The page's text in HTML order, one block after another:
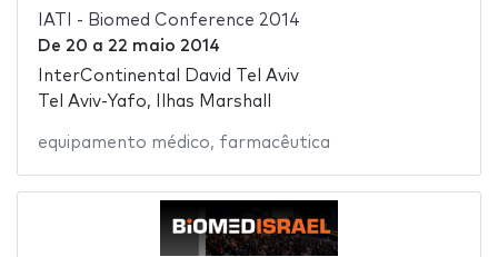
IATI - Biomed Conference 2014
De 20 a 22 maio 2014
InterContinental David Tel Aviv
Tel Aviv-Yafo, Ilhas Marshall
equipamento médico, farmacêutica